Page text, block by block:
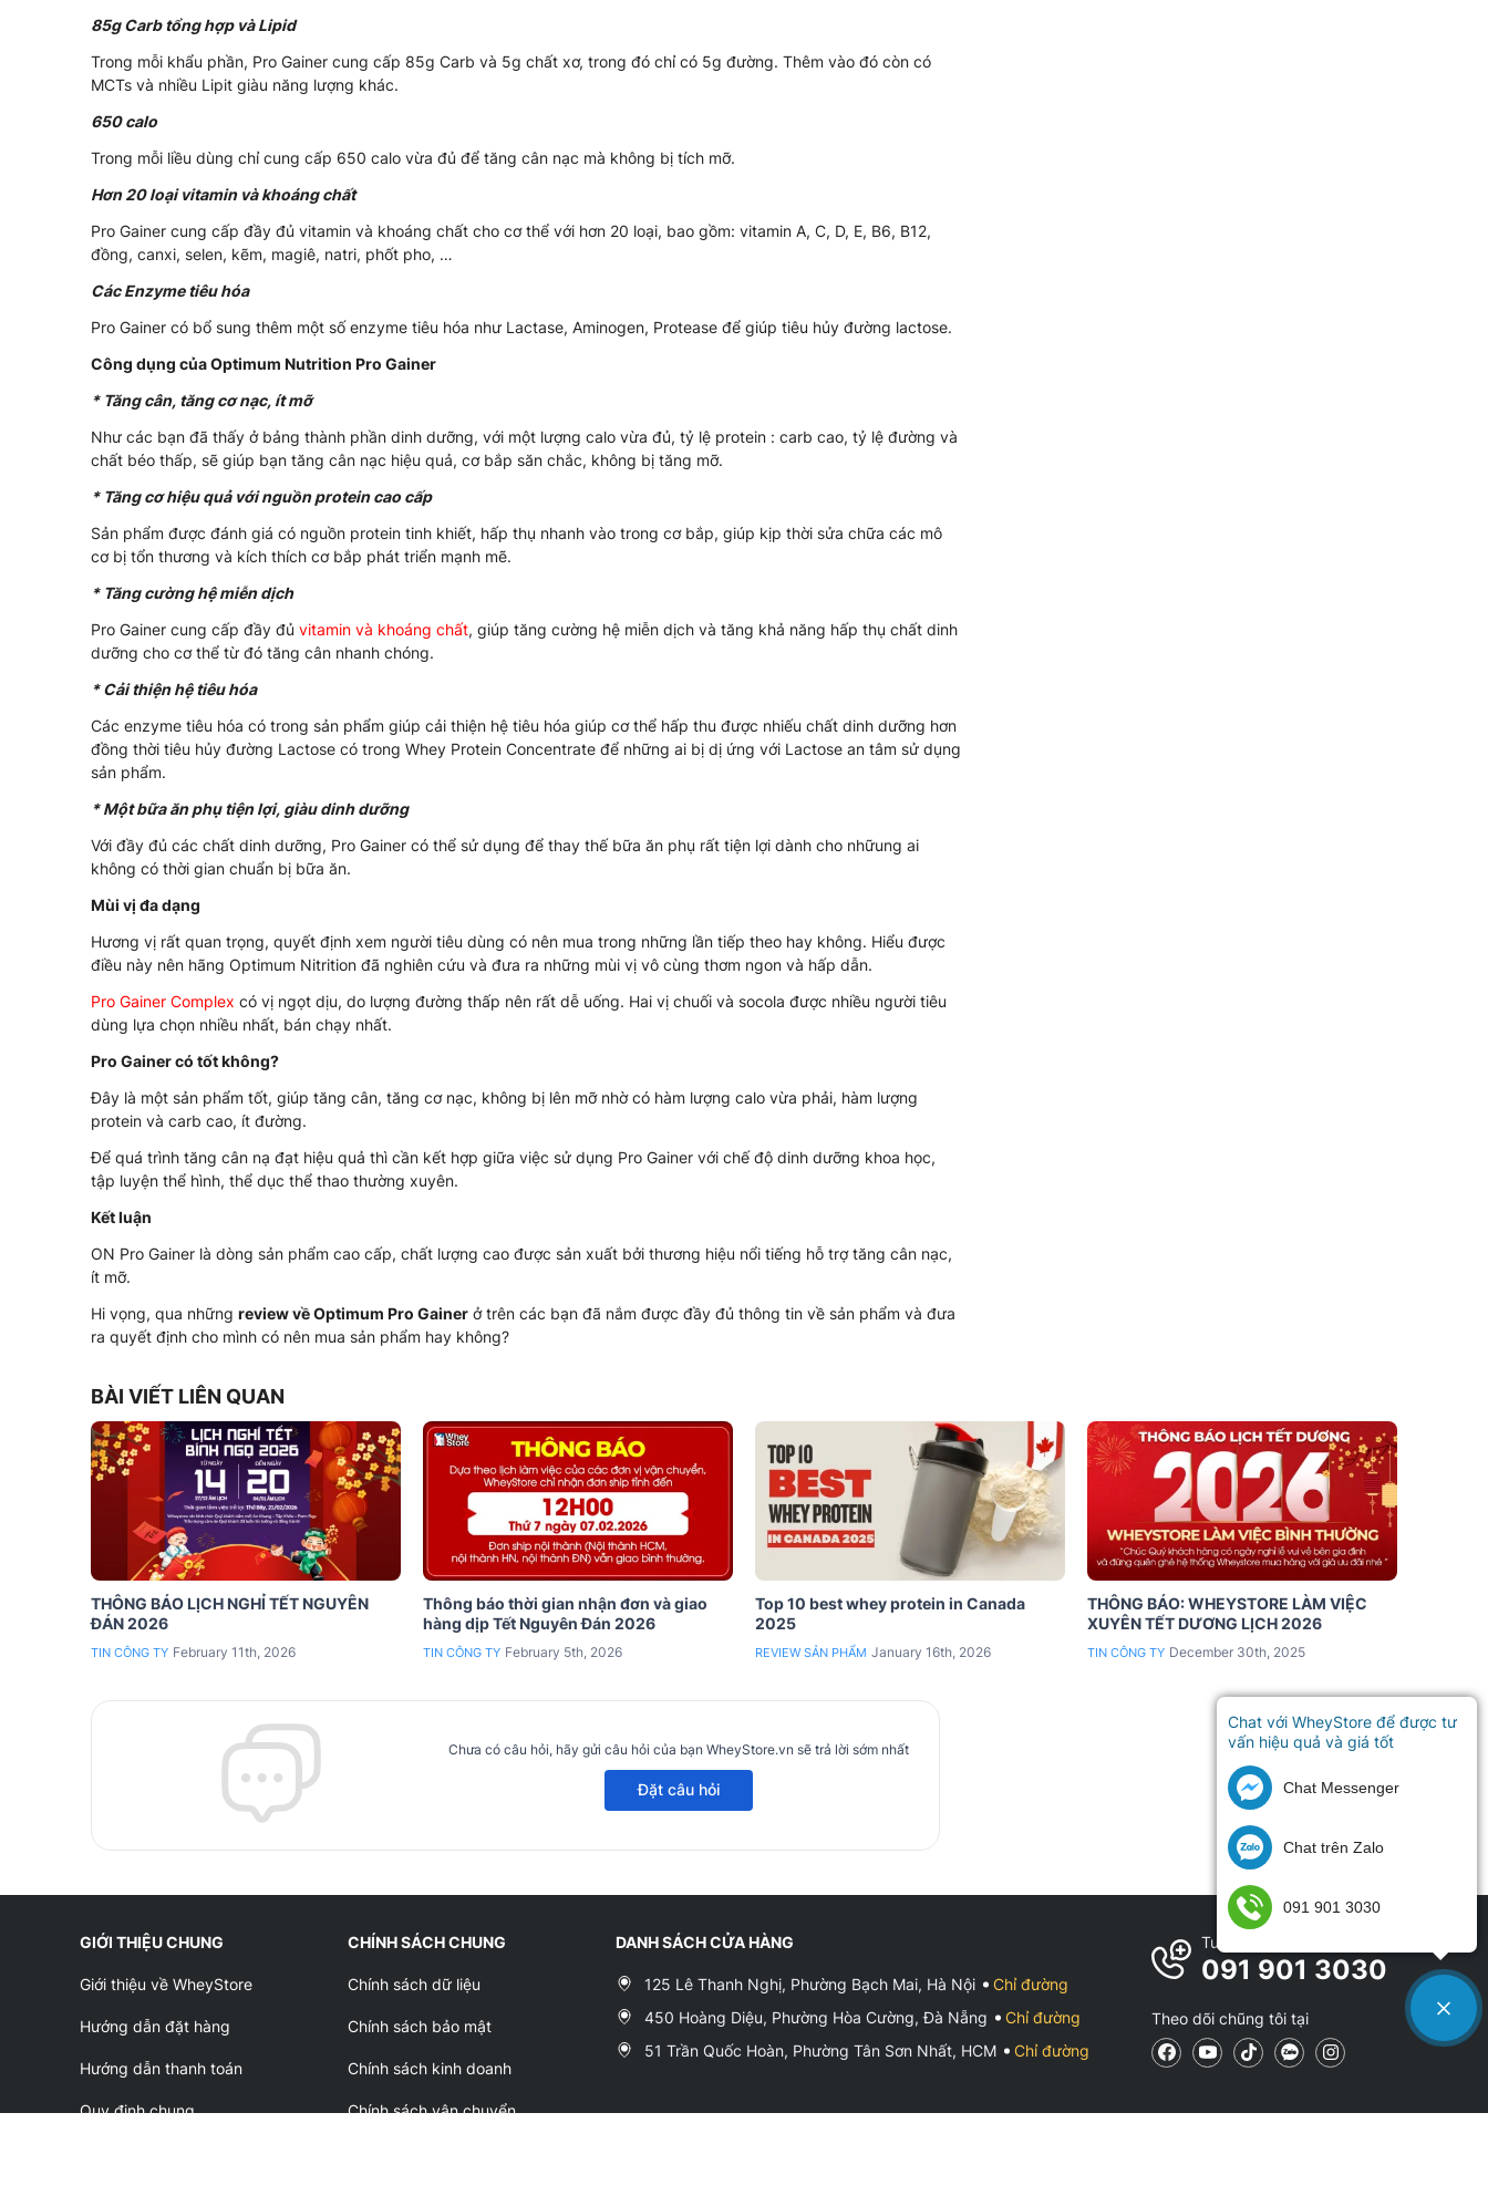
85g Carb tổng hợp và Lipid
Trong mỗi khẩu phần, Pro Gainer cung cấp 85g Carb và 5g chất xơ, trong đó chỉ có 5g đường. Thêm vào đó còn có
MCTs và nhiều Lipit giàu năng lượng khác.
650 calo
Trong mỗi liều dùng chỉ cung cấp 650 calo vừa đủ để tăng cân nạc mà không bị tích mỡ.
Hơn 20 loại vitamin và khoáng chất
Pro Gainer cung cấp đầy đủ vitamin và khoáng chất cho cơ thể với hơn 20 loại, bao gồm: vitamin A, C, D, E, B6, B12,
đồng, canxi, selen, kẽm, magiê, natri, phốt pho, …
Các Enzyme tiêu hóa
Pro Gainer có bổ sung thêm một số enzyme tiêu hóa như Lactase, Aminogen, Protease để giúp tiêu hủy đường lactose.
Công dụng của Optimum Nutrition Pro Gainer
* Tăng cân, tăng cơ nạc, ít mỡ
Như các bạn đã thấy ở bảng thành phần dinh dưỡng, với một lượng calo vừa đủ, tỷ lệ protein : carb cao, tỷ lệ đường và
chất béo thấp, sẽ giúp bạn tăng cân nạc hiệu quả, cơ bắp săn chắc, không bị tăng mỡ.
* Tăng cơ hiệu quả với nguồn protein cao cấp
Sản phẩm được đánh giá có nguồn protein tinh khiết, hấp thụ nhanh vào trong cơ bắp, giúp kịp thời sửa chữa các mô
cơ bị tổn thương và kích thích cơ bắp phát triển mạnh mẽ.
* Tăng cường hệ miễn dịch
Pro Gainer cung cấp đầy đủ vitamin và khoáng chất, giúp tăng cường hệ miễn dịch và tăng khả năng hấp thụ chất dinh
dưỡng cho cơ thể từ đó tăng cân nhanh chóng.
* Cải thiện hệ tiêu hóa
Các enzyme tiêu hóa có trong sản phẩm giúp cải thiện hệ tiêu hóa giúp cơ thể hấp thu được nhiếu chất dinh dưỡng hơn
đồng thời tiêu hủy đường Lactose có trong Whey Protein Concentrate để những ai bị dị ứng với Lactose an tâm sử dụng
sản phẩm.
* Một bữa ăn phụ tiện lợi, giàu dinh dưỡng
Với đầy đủ các chất dinh dưỡng, Pro Gainer có thể sử dụng để thay thế bữa ăn phụ rất tiện lợi dành cho nhữung ai
không có thời gian chuẩn bị bữa ăn.
Mùi vị đa dạng
Hương vị rất quan trọng, quyết định xem người tiêu dùng có nên mua trong những lần tiếp theo hay không. Hiểu được
điều này nên hãng Optimum Nitrition đã nghiên cứu và đưa ra những mùi vị vô cùng thơm ngon và hấp dẫn.
Pro Gainer Complex có vị ngọt dịu, do lượng đường thấp nên rất dễ uống. Hai vị chuối và socola được nhiều người tiêu
dùng lựa chọn nhiều nhất, bán chạy nhất.
Pro Gainer có tốt không?
Đây là một sản phẩm tốt, giúp tăng cân, tăng cơ nạc, không bị lên mỡ nhờ có hàm lượng calo vừa phải, hàm lượng
protein và carb cao, ít đường.
Để quá trình tăng cân nạ đạt hiệu quả thì cần kết hợp giữa việc sử dụng Pro Gainer với chế độ dinh dưỡng khoa học,
tập luyện thể hình, thể dục thể thao thường xuyên.
Kết luận
ON Pro Gainer là dòng sản phẩm cao cấp, chất lượng cao được sản xuất bởi thương hiệu nổi tiếng hỗ trợ tăng cân nạc,
ít mỡ.
Hi vọng, qua những review về Optimum Pro Gainer ở trên các bạn đã nắm được đầy đủ thông tin về sản phẩm và đưa
ra quyết định cho mình có nên mua sản phẩm hay không?
BÀI VIẾT LIÊN QUAN
THÔNG BÁO LỊCH NGHỈ TẾT NGUYÊN
ĐÁN 2026
TIN CÔNG TY February 11th, 2026
Thông báo thời gian nhận đơn và giao
hàng dịp Tết Nguyên Đán 2026
TIN CÔNG TY February 5th, 2026
Top 10 best whey protein in Canada
2025
REVIEW SẢN PHẨM January 16th, 2026
THÔNG BÁO: WHEYSTORE LÀM VIỆC
XUYÊN TẾT DƯƠNG LỊCH 2026
TIN CÔNG TY December 30th, 2025
Chưa có câu hỏi, hãy gửi câu hỏi của bạn WheyStore.vn sẽ trả lời sớm nhất
Đặt câu hỏi
GIỚI THIỆU CHUNG
Giới thiệu về WheyStore
Hướng dẫn đặt hàng
Hướng dẫn thanh toán
Quy định chung
CHÍNH SÁCH CHUNG
Chính sách dữ liệu
Chính sách bảo mật
Chính sách kinh doanh
Chính sách vận chuyển
DANH SÁCH CỬA HÀNG
125 Lê Thanh Nghị, Phường Bạch Mai, Hà Nội
Chỉ đường
450 Hoàng Diệu, Phường Hòa Cường, Đà Nẵng
Chỉ đường
51 Trần Quốc Hoàn, Phường Tân Sơn Nhất, HCM
Chỉ đường
Tư vấn đặt hàng
091 901 3030
Theo dõi chũng tôi tại
Chat với WheyStore để được tư
vấn hiệu quả và giá tốt
Chat Messenger
Chat trên Zalo
091 901 3030